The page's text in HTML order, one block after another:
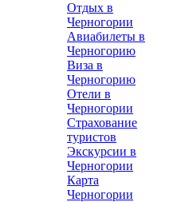
Отдых в
Черногории
Авиабилеты в
Черногорию
Виза в
Черногорию
Отели в
Черногории
Страхование
туристов
Экскурсии в
Черногории
Карта
Черногории